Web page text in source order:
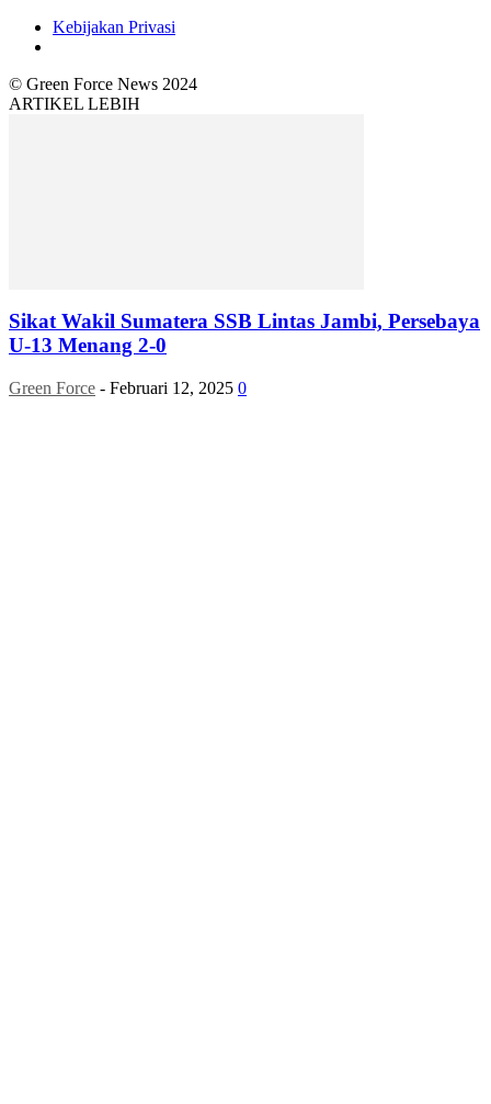
Kebijakan Privasi
© Green Force News 2024
ARTIKEL LEBIH
Sikat Wakil Sumatera SSB Lintas Jambi, Persebaya
U-13 Menang 2-0
Green Force - Februari 12, 2025 0